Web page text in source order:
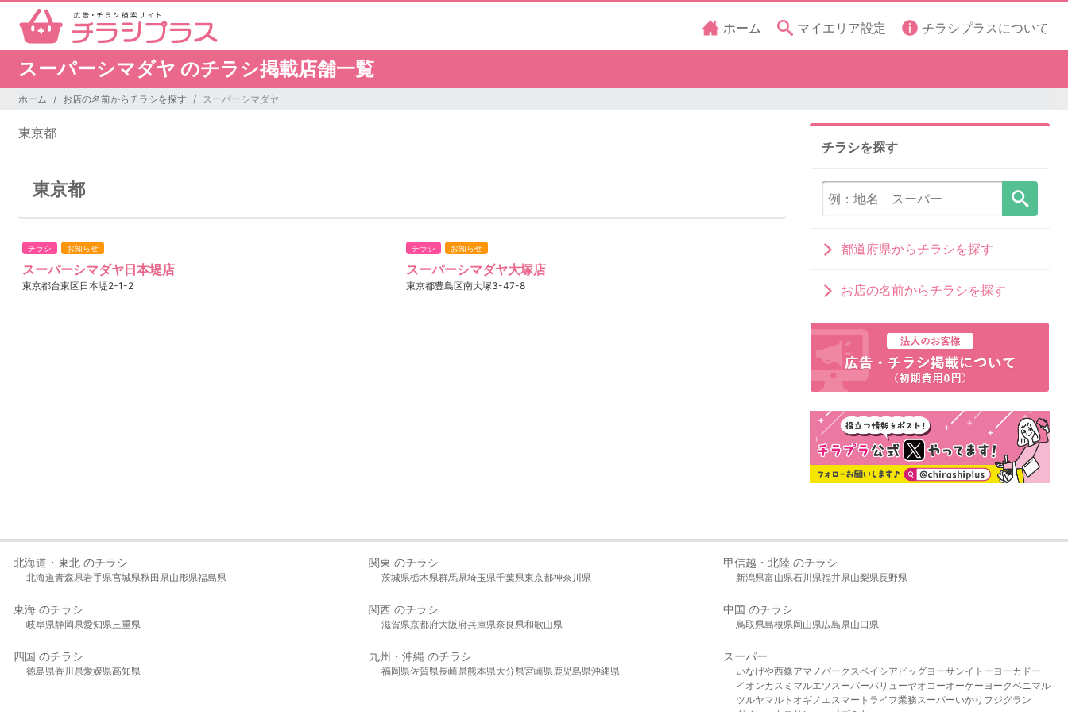
ホーム マイエリア設定 チラシプラスについて
スーパーシマダヤ のチラシ掲載店舗一覧
ホーム お店の名前からチラシを探す スーパーシマダヤ
東京都
東京都
チラシ お知らせ
スーパーシマダヤ日本堤店
東京都台東区日本堤2-1-2
チラシ お知らせ
スーパーシマダヤ大塚店
東京都豊島区南大塚3-47-8
チラシを探す
都道府県からチラシを探す
お店の名前からチラシを探す
北海道・東北 のチラシ
北海道青森県岩手県宮城県秋田県山形県福島県
関東 のチラシ
茨城県栃木県群馬県埼玉県千葉県東京都神奈川県
甲信越・北陸 のチラシ
新潟県富山県石川県福井県山梨県長野県
東海 のチラシ
岐阜県静岡県愛知県三重県
関西 のチラシ
滋賀県京都府大阪府兵庫県奈良県和歌山県
中国 のチラシ
鳥取県島根県岡山県広島県山口県
四国 のチラシ
徳島県香川県愛媛県高知県
九州・沖縄 のチラシ
福岡県佐賀県長崎県熊本県大分県宮崎県 鹿児島県沖縄県
スーパー
いなげや西條アマノパークスベイシア ビッグヨーサンイトーヨーカドー
イオンカスミ マルエツ スーパーバリューヤオコーオーケー ヨークベニマル
ツルヤマルト オギノ エスマート ライフ業務スーパーいかり フジグラン